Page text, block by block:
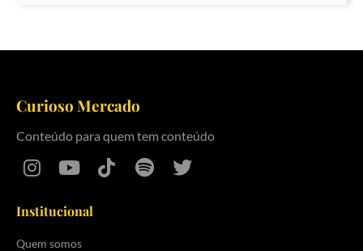
Curioso Mercado
Conteúdo para quem tem conteúdo
Institucional
Quem somos